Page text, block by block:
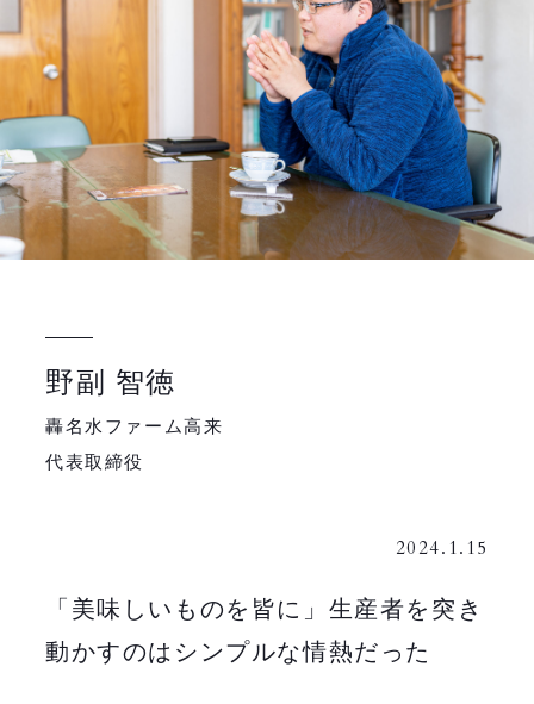
野副 智徳
轟名水ファーム高来
代表取締役
2024.1.15
「美味しいものを皆に」生産者を突き
動かすのはシンプルな情熱だった